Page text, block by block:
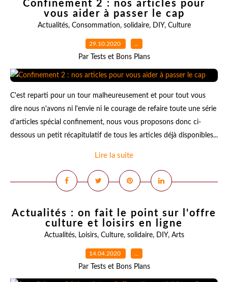
Confinement 2 : nos articles pour
vous aider à passer le cap
Actualités, Consommation, solidaire, DIY, Culture
29.10.2020 …
Par Tests et Bons Plans
C'est reparti pour un tour malheureusement et pour tout vous
dire nous n'avons ni l'envie ni le courage de refaire toute une série
d'articles spécial confinement, nous vous proposons donc ci-
dessous un petit récapitulatif de tous les articles déjà disponibles...
Lire la suite
Actualités : on fait le point sur l'offre
culture et loisirs en ligne
Actualités, Loisirs, Culture, solidaire, DIY, Arts
14.04.2020 …
Par Tests et Bons Plans